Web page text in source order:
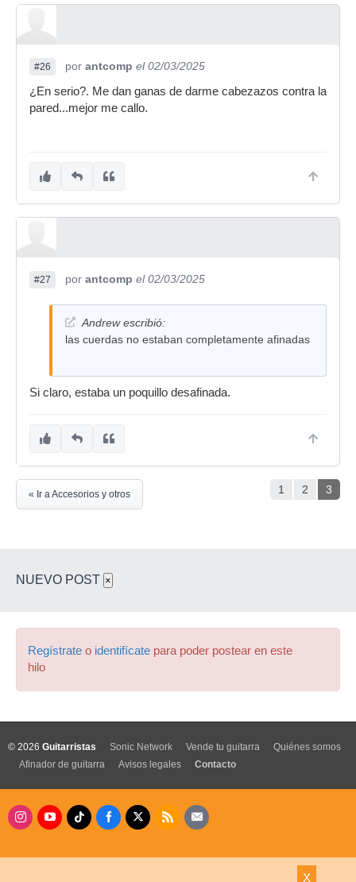
#26 por antcomp el 02/03/2025
¿En serio?. Me dan ganas de darme cabezazos contra la
pared...mejor me callo.
#27 por antcomp el 02/03/2025
Andrew escribió:
las cuerdas no estaban completamente afinadas
Si claro, estaba un poquillo desafinada.
1 2 3
« Ir a Accesorios y otros
NUEVO POST ×
Regístrate o identifícate para poder postear en este
hilo
X
© 2026 Guitarristas Sonic Network Vende tu guitarra
Quiénes somos
Afinador de guitarra
Avisos legales Contacto